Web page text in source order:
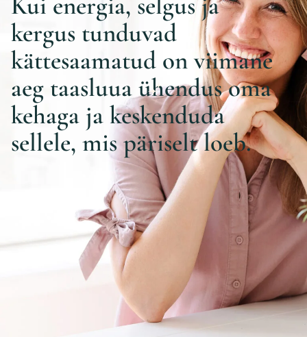
kergus tunduvad
kättesaamatud on viimane
aeg taasluua ühendus oma
kehaga ja keskenduda
sellele, mis päriselt loeb.